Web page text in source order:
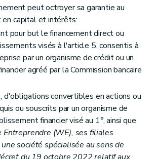
peut octroyer sa garantie au
en capital et intérêts:
pour but le financement direct ou
visés à l'article 5, consentis à
par un organisme de crédit ou un
agréé par la Commission bancaire
d'obligations convertibles en actions ou
ou souscrits par un organisme de
financier visé au 1°, ainsi que
Entreprendre (WE), ses filiales
société spécialisée au sens de
du 19 octobre 2022 relatif aux